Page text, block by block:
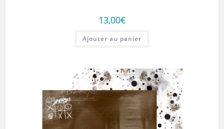
13,00€
Ajouter au panier